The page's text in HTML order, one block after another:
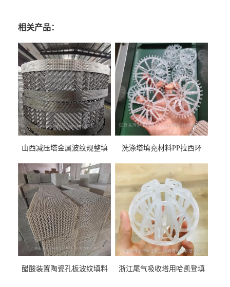
相关产品：
山西减压塔金属波纹规整填
料
洗涤塔填充材料PP拉西环
醋酸装置陶瓷孔板波纹填料
浙江尾气吸收塔用哈凯登填